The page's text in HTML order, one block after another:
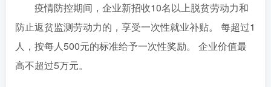
疫情防控期间，企业新招收10名以上脱贫劳动力和
防止返贫监测劳动力的，享受一次性就业补贴。 每超过1
人，按每人500元的标准给予一次性奖励。 企业价值最
高不超过5万元。